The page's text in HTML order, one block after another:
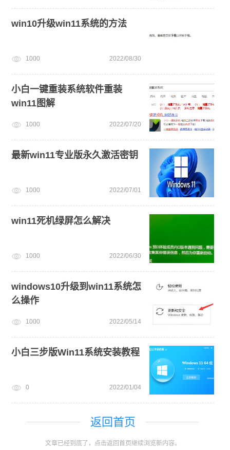
win10升级win11 win11正式版
win10升级win11系统的方法
1000 2022/08/30
小白一键重装系统软件重装
win11图解
1000 2022/07/20
最新win11专业版永久激活密钥
1000 2022/07/01
win11死机绿屏怎么解决
1000 2022/06/30
windows10升级到win11系统怎
么操作
1000 2022/05/14
小白三步版Win11系统安装教程
0 2022/01/04
返回首页
文章已经到底了，点击返回首页继续浏览新内容。